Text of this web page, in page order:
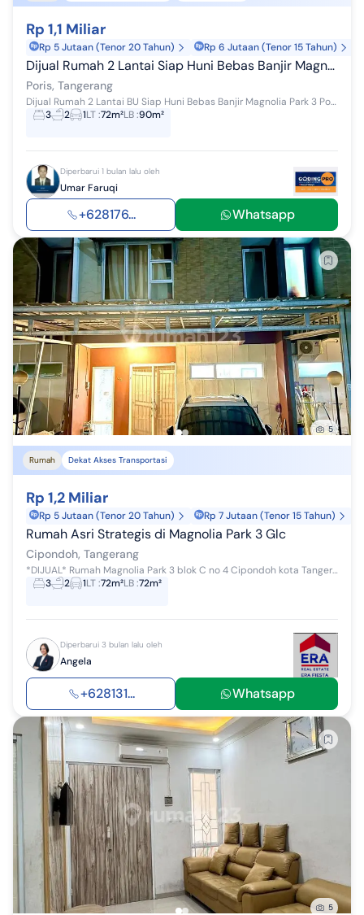
Rp 1,1 Miliar
Rp 5 Jutaan (Tenor 20 Tahun) Rp 6 Jutaan (Tenor 15 Tahun)
Dijual Rumah 2 Lantai Siap Huni Bebas Banjir Magnolia Park 3
Poris, Tangerang
Dijual Rumah 2 Lantai BU Siap Huni Bebas Banjir Magnolia Park 3 Poris Tangerang 1km dari green lake city 2km dari tol karang tengah Luas Tanah 72...
3
2 1LT:72m²LB:90m²
Diperbarui 1 bulan lalu oleh
Umar Faruqi
+628176... Whatsapp
5
Rumah Dekat Akses Transportasi
Rp 1,2 Miliar
Rp 5 Jutaan (Tenor 20 Tahun) Rp 7 Jutaan (Tenor 15 Tahun)
Rumah Asri Strategis di Magnolia Park 3 Glc
Cipondoh, Tangerang
*DIJUAL* Rumah Magnolia Park 3 blok C no 4 Cipondoh kota Tangerang LT : 72 m² KT : 3 KM : 2 Surat : SHM IMB PBB Listrik : 2200 W Air Pam & To...
3
2 1LT:72m²LB:72m²
Diperbarui 3 bulan lalu oleh
Angela
+628131... Whatsapp
5